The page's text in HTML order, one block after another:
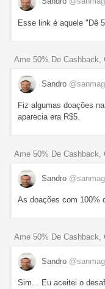
Esse link é aquele "Dê
Ame 50% De Cashback,
Sandro
Fiz algumas doações
aparecia era R$5.
Ame 50% De Cashback,
Sandro
As doações com 100%
Ame 50% De Cashback,
Sandro
Sim... Eu aceitei o